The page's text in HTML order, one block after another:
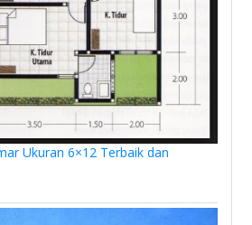
Ukuran 6×12 Terbaik dan